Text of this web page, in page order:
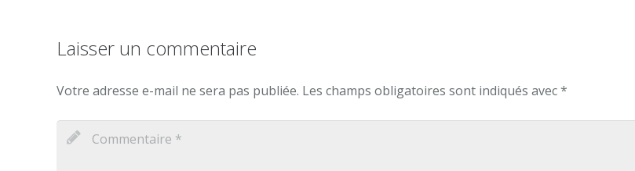
Laisser un commentaire
Votre adresse e-mail ne sera pas publiée. Les champs obligatoires sont indiqués avec*